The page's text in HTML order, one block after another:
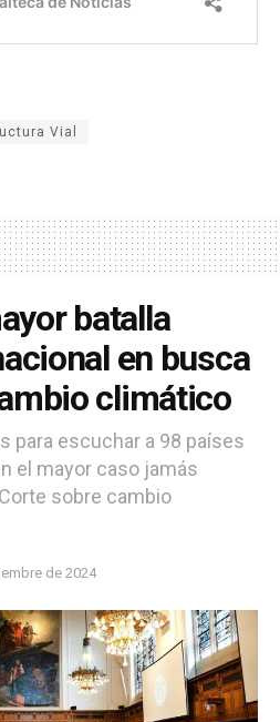
Vial
batalla
en busca
climático
para escuchar a 98 países
el mayor caso jamás
sobre cambio
de 2024